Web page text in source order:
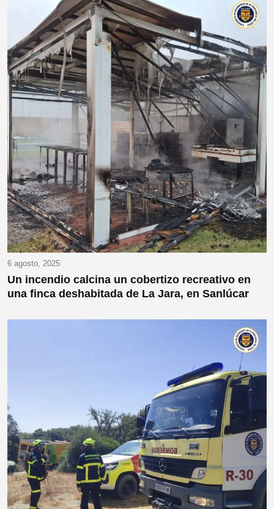
6 agosto, 2025
Un incendio calcina un cobertizo recreativo en
una finca deshabitada de La Jara, en Sanlúcar